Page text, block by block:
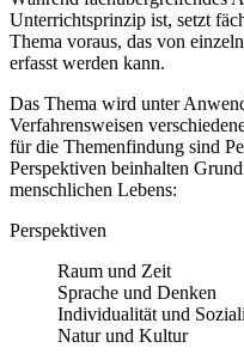
Unterrichtsprinzip ist, setzt
Thema voraus, das von
erfasst werden kann.
Das Thema wird unter
Verfahrensweisen
für die Themenfindung sind
Perspektiven beinhalten
menschlichen Lebens:
Perspektiven
Raum und Zeit
Sprache und Denken
Individualität und
Natur und Kultur